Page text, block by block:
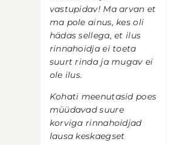
vastupidav! Ma arvan et
ma pole ainus, kes oli
hädas sellega, et ilus
rinnahoidja ei toeta
suurt rinda ja mugav ei
ole ilus.
Kohati meenutasid poes
müüdavad suure
korviga rinnahoidjad
lausa keskaegset